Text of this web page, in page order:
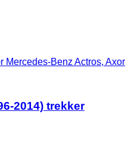
Mercedes-Benz Actros, Axor
2014) trekker